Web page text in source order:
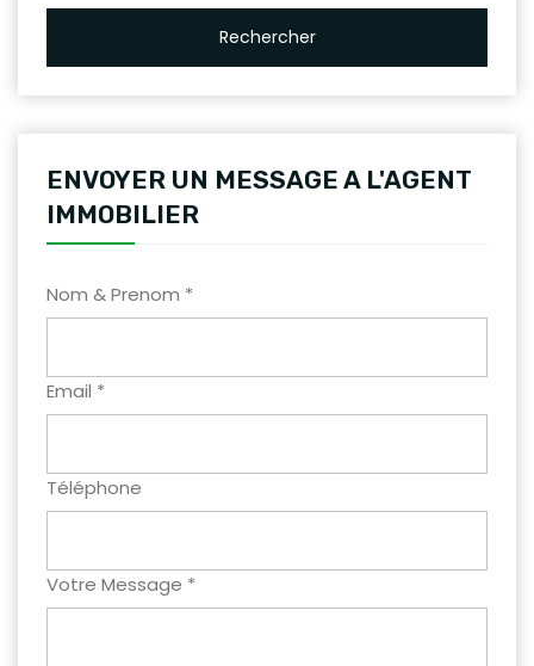
Rechercher
ENVOYER UN MESSAGE A L'AGENT
IMMOBILIER
Nom & Prenom *
Email *
Téléphone
Votre Message *